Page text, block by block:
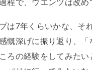
程で、ウエンツは改め
は7年くらいかな、そ
慨深げに振り返り、
ろの経験をしてみた